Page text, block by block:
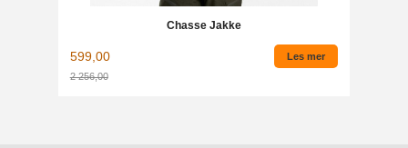
Chasse Jakke
599,00
2 256,00
Les mer